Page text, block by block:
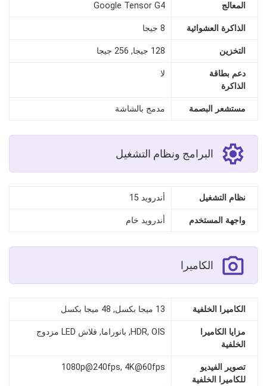
المعالج Google Tensor G4
الذاكرة العشوائية 8 جيجا
التخزين 128 جيجا, 256 جيجا
دعم بطاقة
الذاكرة
لا
مستشعر البصمة مدمج بالشاشة
البرامج ونظام التشغيل
نظام التشغيل أندرويد 15
واجهة المستخدم أندرويد خام
الكاميرا
الكاميرا الخلفية 13 ميجا بكسل, 48 ميجا بكسل
مزايا الكاميرا
الخلفية
HDR, OIS, بانوراما, فلاش LED مزدوج
تصوير الفيديو
للكاميرا الخلفية
1080p@240fps, 4K@60fps